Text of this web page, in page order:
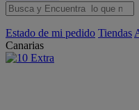
Estado de mi pedido Tiendas
Canarias